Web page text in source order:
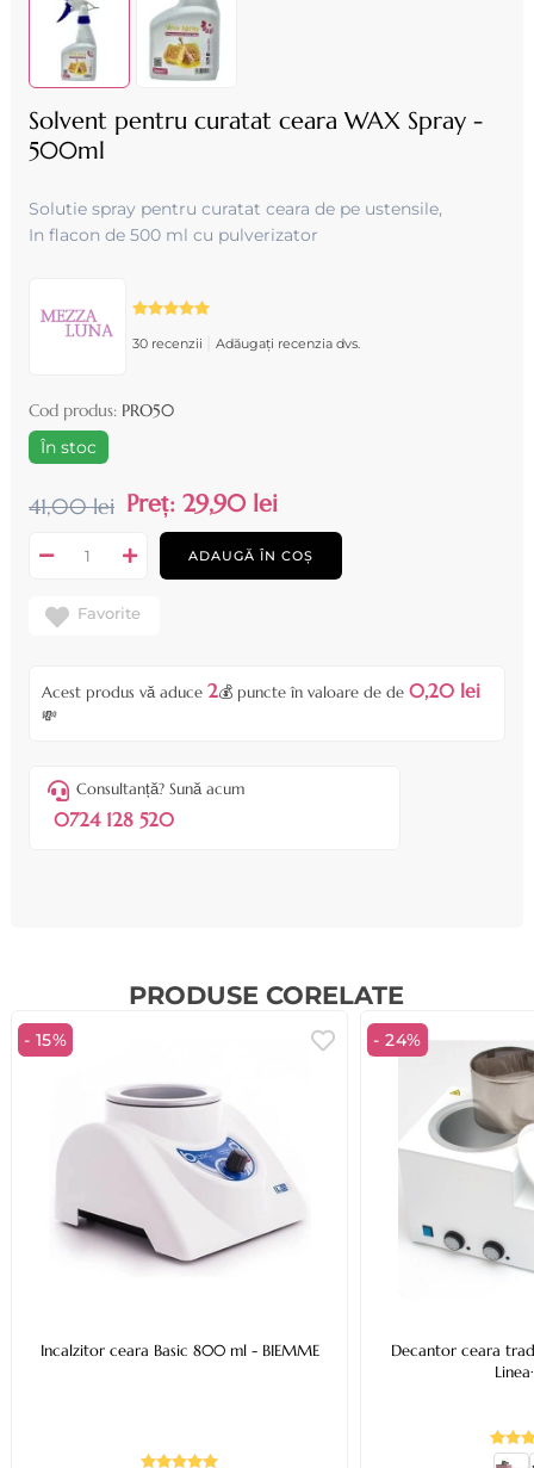
Solvent pentru curatat ceara WAX Spray -
500ml
Solutie spray pentru curatat ceara de pe ustensile,
In flacon de 500 ml cu pulverizator
30 recenzii Adăugați recenzia dvs.
Cod produs: PRO50
În stoc
41,00 lei Preț: 29,90 lei
ADAUGĂ ÎN COȘ
Favorite
Acest produs vă aduce 2💰 puncte în valoare de de 0,20 lei
💸
Consultanță? Sună acum
0724 128 520
PRODUSE CORELATE
- 15%
Incalzitor ceara Basic 800 ml - BIEMME
- 24%
Decantor ceara